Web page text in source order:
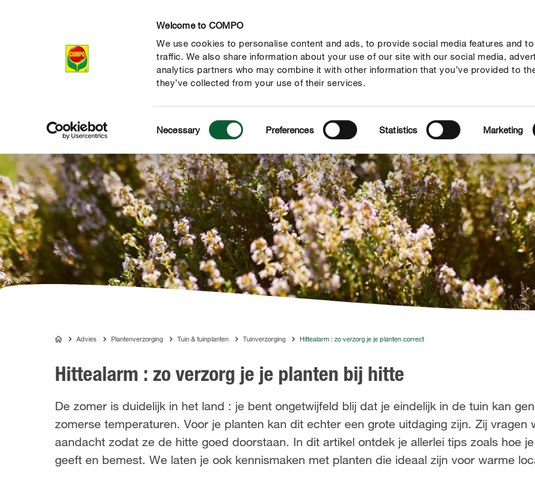
Welcome to COMPO
We use cookies to personalise content and ads, to provide social media features and
traffic. We also share information about your use of our site with our social media,
analytics partners who may combine it with other information that you’ve provided to
they’ve collected from your use of their services.
Selection
Necessary Preferences Statistics Marketing
Producten Advies Thema's
natuur
Tot je dienst Onderneming
COMPOAdvies Plantenverzorging Tuin & tuinplanten Tuinverzorging Hittealarm : zo verzorg je je planten correct
Hittealarm : zo verzorg je je planten bij hitte
De zomer is duidelijk in het land : je bent ongetwijfeld blij dat je eindelijk in de tuin kan
zomerse temperaturen. Voor je planten kan dit echter een grote uitdaging zijn. Zij vragen
aandacht zodat ze de hitte goed doorstaan. In dit artikel ontdek je allerlei tips zoals hoe
geeft en bemest. We laten je ook kennismaken met planten die ideaal zijn voor warme